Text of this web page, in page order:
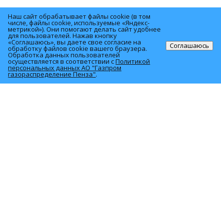
© 2026 АО «Газпром газораспределение Пенза»
440000, г. Пенза, ул. М.Горького, 50
О компании
Наш сайт обрабатывает файлы cookie (в том
числе, файлы cookie, используемые «Яндекс-
метрикой»). Они помогают делать сайт удобнее
для пользователей. Нажав кнопку
«Соглашаюсь», вы даете свое согласие на
обработку файлов cookie вашего браузера.
Обработка данных пользователей
осуществляется в соответствии сПолитикой
персональных данных АО "Газпром
газораспределение Пенза".
Соглашаюсь